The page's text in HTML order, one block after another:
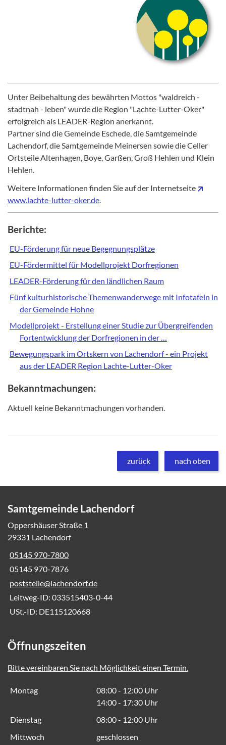
Unter Beibehaltung des bewährten Mottos "waldreich -
stadtnah - leben" wurde die Region "Lachte-Lutter-Oker"
erfolgreich als LEADER-Region anerkannt.
Partner sind die Gemeinde Eschede, die Samtgemeinde
Lachendorf, die Samtgemeinde Meinersen sowie die Celler
Ortsteile Altenhagen, Boye, Garßen, Groß Hehlen und Klein
Hehlen.
Weitere Informationen finden Sie auf der Internetseite
www.lachte-lutter-oker.de.
Berichte:
EU-Förderung für neue Begegnungsplätze
EU-Fördermittel für Modellprojekt Dorfregionen
LEADER-Förderung für den ländlichen Raum
Fünf kulturhistorische Themenwanderwege mit Infotafeln in
der Gemeinde Hohne
Modellprojekt - Erstellung einer Studie zur Übergreifenden
Fortentwicklung der Dorfregionen in der …
Bewegungspark im Ortskern von Lachendorf - ein Projekt
aus der LEADER Region Lachte-Lutter-Oker
Bekanntmachungen:
Aktuell keine Bekanntmachungen vorhanden.
zurück nach oben
Samtgemeinde Lachendorf
Oppershäuser Straße 1
29331 Lachendorf
05145 970-7800
05145 970-7876
poststelle@lachendorf.de
Leitweg-ID: 033515403-0-44
USt.-ID: DE115120668
Öffnungszeiten
Bitte vereinbaren Sie nach Möglichkeit einen Termin.
Montag
08:00 - 12:00 Uhr
14:00 - 17:30 Uhr
Dienstag
08:00 - 12:00 Uhr
Mittwoch
geschlossen